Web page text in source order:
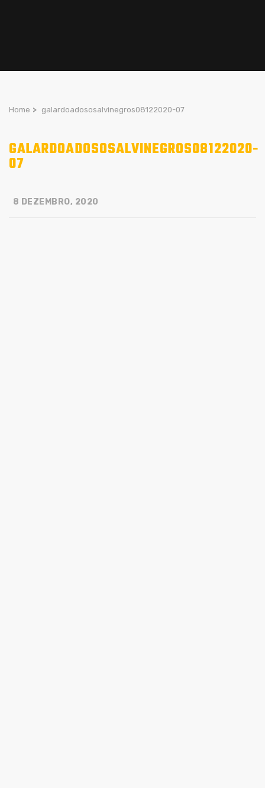
Home > galardoadososalvinegros08122020-07
GALARDOADOSOSALVINEGROS08122020-
07
8 DEZEMBRO, 2020